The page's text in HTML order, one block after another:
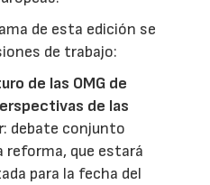
de esta edición se
de trabajo:
de las OMG de
de las
: debate conjunto
reforma, que estará
para la fecha del